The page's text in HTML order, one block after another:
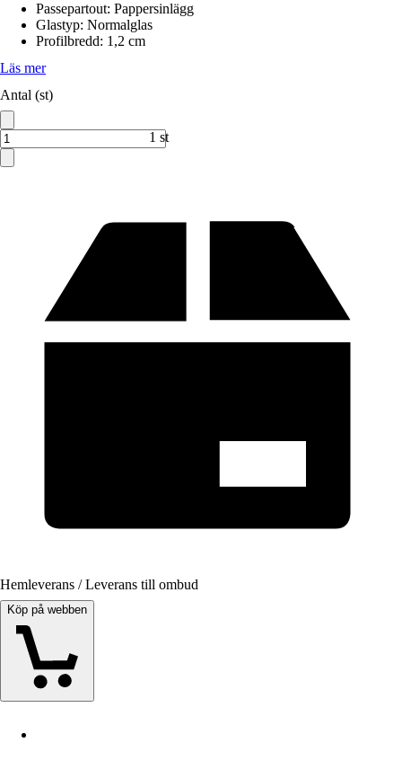
Passepartout: Pappersinlägg
Glastyp: Normalglas
Profilbredd: 1,2 cm
Läs mer
Antal (st)
1 st
Hemleverans / Leverans till ombud
Köp på webben